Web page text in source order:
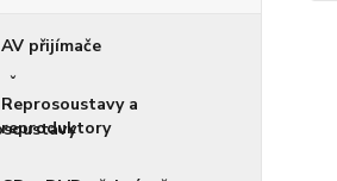
AV přijímače
Reprosoustavy a
reproduktory